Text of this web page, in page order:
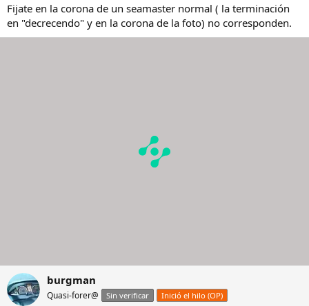
Fijate en la corona de un seamaster normal ( la terminación
en "decrecendo" y en la corona de la foto) no corresponden.
burgman
Quasi-forer@ Sin verificar Inició el hilo (OP)